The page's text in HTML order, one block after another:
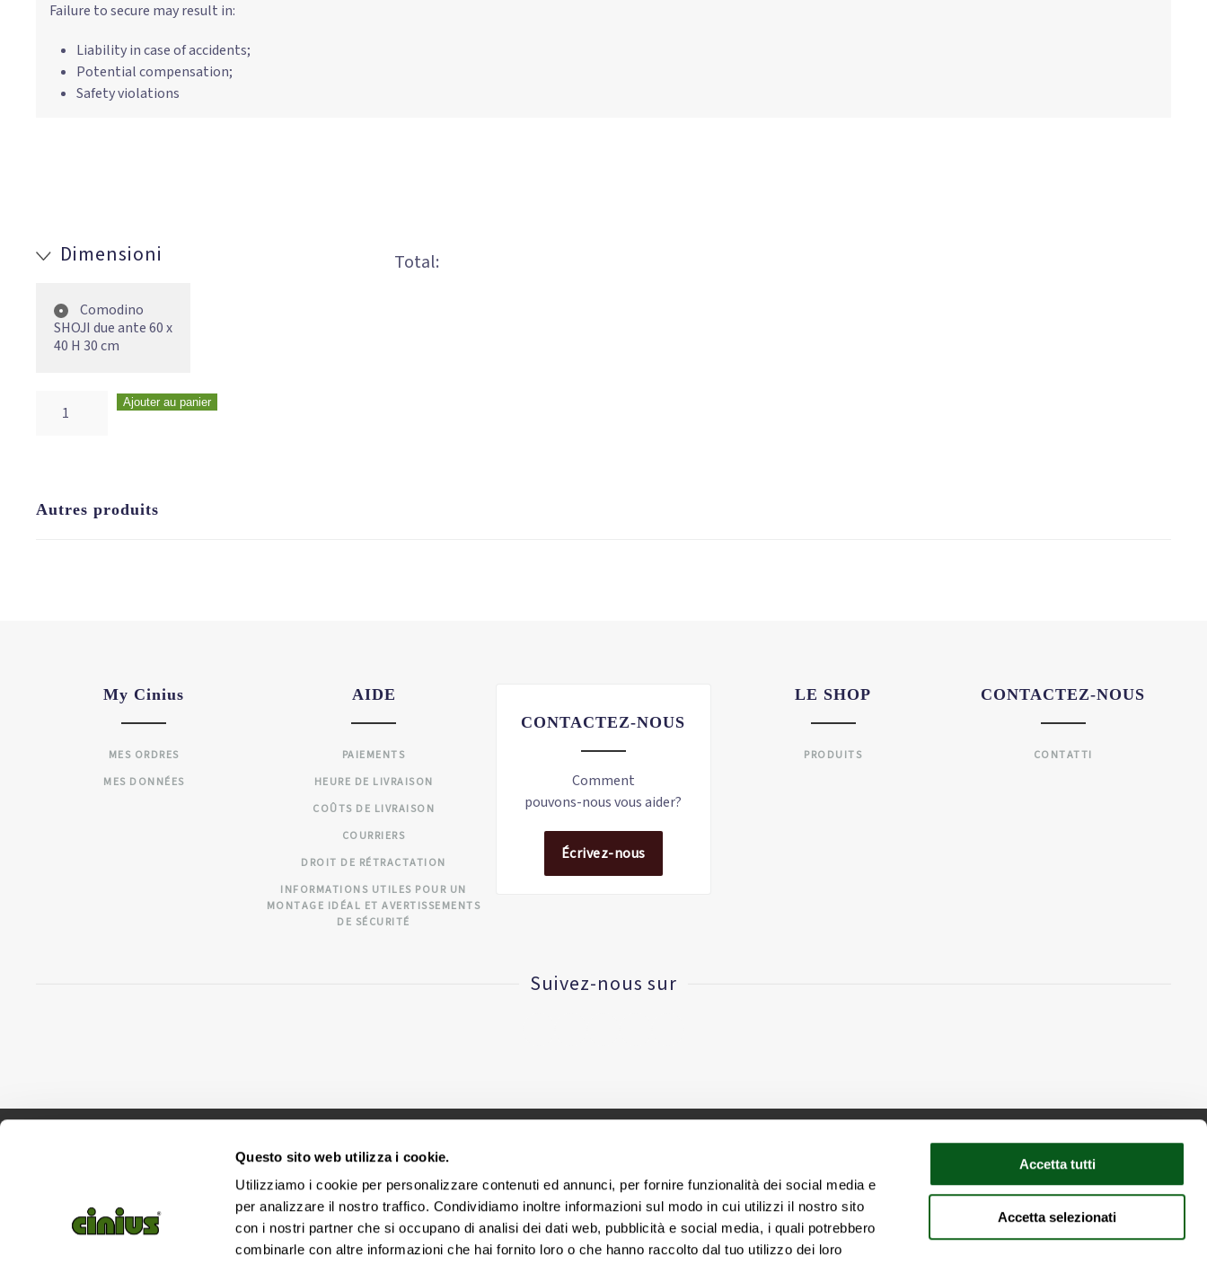
Questo sito web utilizza i cookie.
Utilizziamo i cookie per personalizzare contenuti ed annunci, per fornire funzionalità dei social media e
per analizzare il nostro traffico. Condividiamo inoltre informazioni sul modo in cui utilizzi il nostro sito
con i nostri partner che si occupano di analisi dei dati web, pubblicità e social media, i quali potrebbero
combinarle con altre informazioni che hai fornito loro o che hanno raccolto dal tuo utilizzo dei loro
Accetta tutti
Accetta selezionati
Failure to secure may result in:
Liability in case of accidents;
Potential compensation;
Safety violations
Dimensioni
Comodino
SHOJI due ante 60 x
40 H 30 cm
Total:
Ajouter au panier
Autres produits
My Cinius
MES ORDRES
MES DONNÉES
AIDE
PAIEMENTS
HEURE DE LIVRAISON
COÛTS DE LIVRAISON
COURRIERS
DROIT DE RÉTRACTATION
INFORMATIONS UTILES POUR UN
MONTAGE IDÉAL ET AVERTISSEMENTS
DE SÉCURITÉ
CONTACTEZ-NOUS
Comment
pouvons-nous vous aider?
Écrivez-nous
LE SHOP
PRODUITS
CONTACTEZ-NOUS
CONTATTI
Suivez-nous sur
CINIUS S.R.L. - VAT IT02418320376
Siège social et bureaux via E. Collamarini, 25 - 40138 Bologne - Italie